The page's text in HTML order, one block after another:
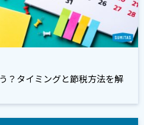
？タイミングと節税方法を解